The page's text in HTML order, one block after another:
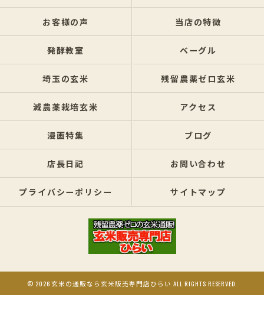
お客様の声 当店の特徴
発酵教室 ベーグル
埼玉の玄米 残留農薬ゼロ玄米
減農薬栽培玄米 アクセス
漫画特集 ブログ
店長日記 お問い合わせ
プライバシーポリシー サイトマップ
© 2026 玄米の通販なら玄米販売専門店ひらい ALL RIGHTS RESERVED.